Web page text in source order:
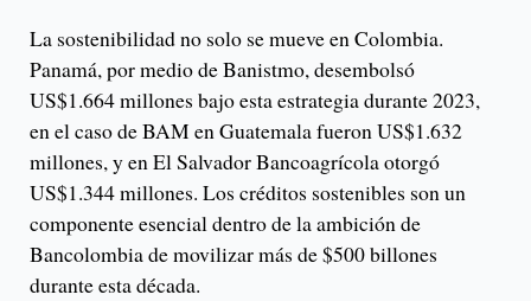
La sostenibilidad no solo se mueve en Colombia.
Panamá, por medio de Banistmo, desembolsó
US$1.664 millones bajo esta estrategia durante 2023,
en el caso de BAM en Guatemala fueron US$1.632
millones, y en El Salvador Bancoagrícola otorgó
US$1.344 millones. Los créditos sostenibles son un
componente esencial dentro de la ambición de
Bancolombia de movilizar más de $500 billones
durante esta década.